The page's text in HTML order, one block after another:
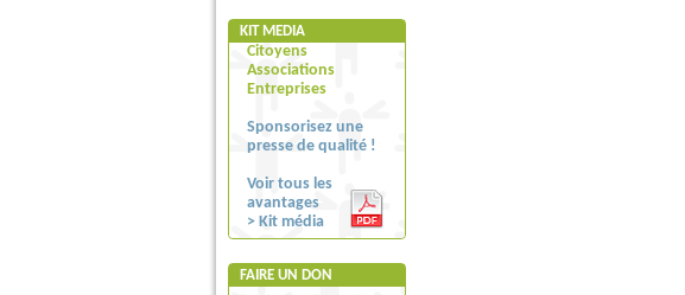
KIT MEDIA
Citoyens
Associations
Entreprises
Sponsorisez une
presse de qualité !
Voir tous les
avantages
> Kit média
FAIRE UN DON